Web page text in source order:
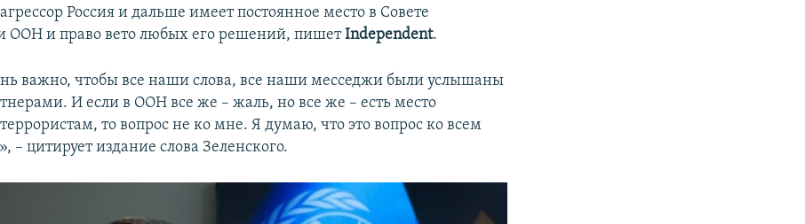
Россия и дальше имеет постоянное место в Совете
ООН и право вето любых его решений, пишетIndependent.
важно, чтобы все наши слова, все наши месседжи были услышаны
И если в ООН все же – жаль, но все же – есть место
то вопрос не ко мне. Я думаю, что это вопрос ко всем
– цитирует издание слова Зеленского.